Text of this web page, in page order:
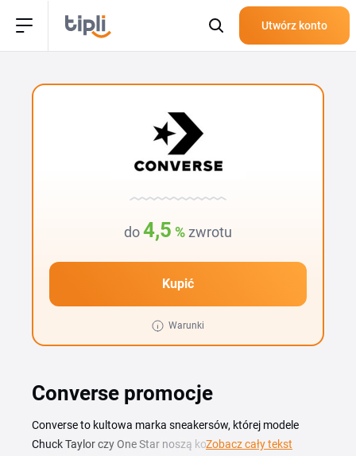
Utwórz konto
do4,5 % zwrotu
Kupić
Warunki
Converse promocje
Converse to kultowa marka sneakersów, której modele
Chuck Taylor czy One Star noszą kolejne pokolenia — a z
Zobacz cały tekst